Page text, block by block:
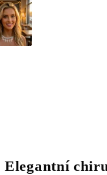
Elegantní